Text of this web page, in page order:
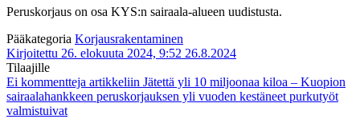
Peruskorjaus on osa KYS:n sairaala-alueen uudistusta.
Pääkategoria Korjausrakentaminen
Kirjoitettu 26. elokuuta 2024, 9:52 26.8.2024
Tilaajille
Ei kommentteja artikkeliin Jätettä yli 10 miljoonaa kiloa – Kuopion
sairaalahankkeen peruskorjauksen yli vuoden kestäneet purkutyöt
valmistuivat